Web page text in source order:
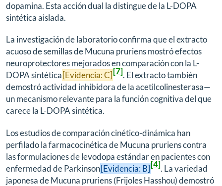
dopamina. Esta acción dual la distingue de la L-DOPA
sintética aislada.
La investigación de laboratorio confirma que el extracto
acuoso de semillas de Mucuna pruriens mostró efectos
neuroprotectores mejorados en comparación con la L-
DOPA sintética[Evidencia: C][7]. El extracto también
demostró actividad inhibidora de la acetilcolinesterasa—
un mecanismo relevante para la función cognitiva del que
carece la L-DOPA sintética.
Los estudios de comparación cinético-dinámica han
perfilado la farmacocinética de Mucuna pruriens contra
las formulaciones de levodopa estándar en pacientes con
enfermedad de Parkinson[Evidencia: B][4]. La variedad
japonesa de Mucuna pruriens (Frijoles Hasshou) demostró